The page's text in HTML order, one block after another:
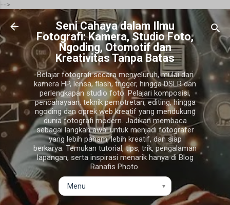
-->
Langsung ke konten utama
Seni Cahaya dalam Ilmu
Fotografi: Kamera, Studio Foto,
Ngoding, Otomotif dan
Kreativitas Tanpa Batas
Belajar fotografi secara menyeluruh, mulai dari
kamera HP, lensa, flash, trigger, hingga DSLR dan
perlengkapan studio foto. Pelajari komposisi,
pencahayaan, teknik pemotretan, editing, hingga
ngoding dan oprek web kreatif yang mendukung
dunia fotografi modern. Jadikan membaca
sebagai langkah awal untuk menjadi fotografer
yang lebih paham, lebih kreatif, dan siap
berkarya. Temukan tutorial, tips, trik, pengalaman
lapangan, serta inspirasi menarik hanya di Blog
Ranafis Photo.
▾